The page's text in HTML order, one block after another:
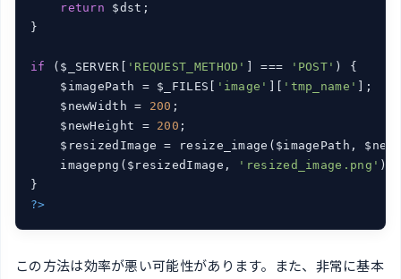
return $dst;
}
if ($_SERVER[ 'REQUEST_METHOD' ] === 'POST' ) {
    $imagePath = $_FILES[
'image' 'tmp_name'
];
    $newWidth =
200 ;
    $newHeight =
200 ;
$resizedImage = resize_image($imagePath,
    imagepng($resizedImage,
'resized_image.png' );
?>
この方法は効率が悪い可能性があります。また、非常に基本